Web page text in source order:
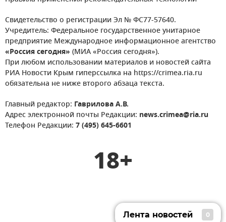
Свидетельство о регистрации Эл № ФС77-57640.
Учредитель: Федеральное государственное унитарное
предприятие Международное информационное агентство
«Россия сегодня» (МИА «Россия сегодня»).
При любом использовании материалов и новостей сайта
РИА Новости Крым гиперссылка на https://crimea.ria.ru
обязательна не ниже второго абзаца текста.
Главный редактор: Гаврилова А.В.
Адрес электронной почты Редакции: news.crimea@ria.ru
Телефон Редакции: 7 (495) 645-6601
18+
Лента новостей 0